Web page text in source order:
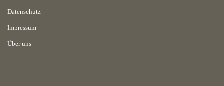
Datenschutz
Impressum
Über uns